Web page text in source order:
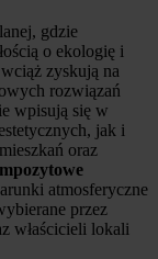
gdzie
o ekologię i
zyskują na
rozwiązań
wpisują się w
jak i
oraz
atmosferyczne
przez
właścicieli lokali